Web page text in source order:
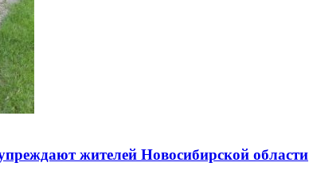
жителей Новосибирской области